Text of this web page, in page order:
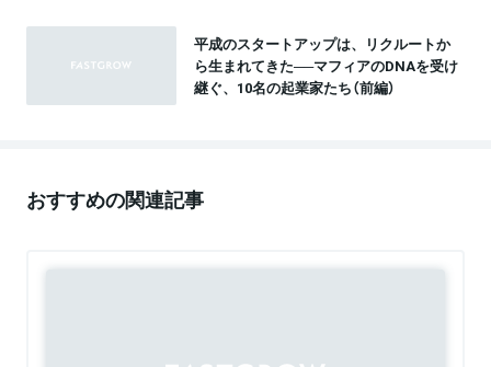
平成のスタートアップは、リクルートか
ら生まれてきた──マフィアのDNAを受け
継ぐ、10名の起業家たち（前編）
おすすめの関連記事